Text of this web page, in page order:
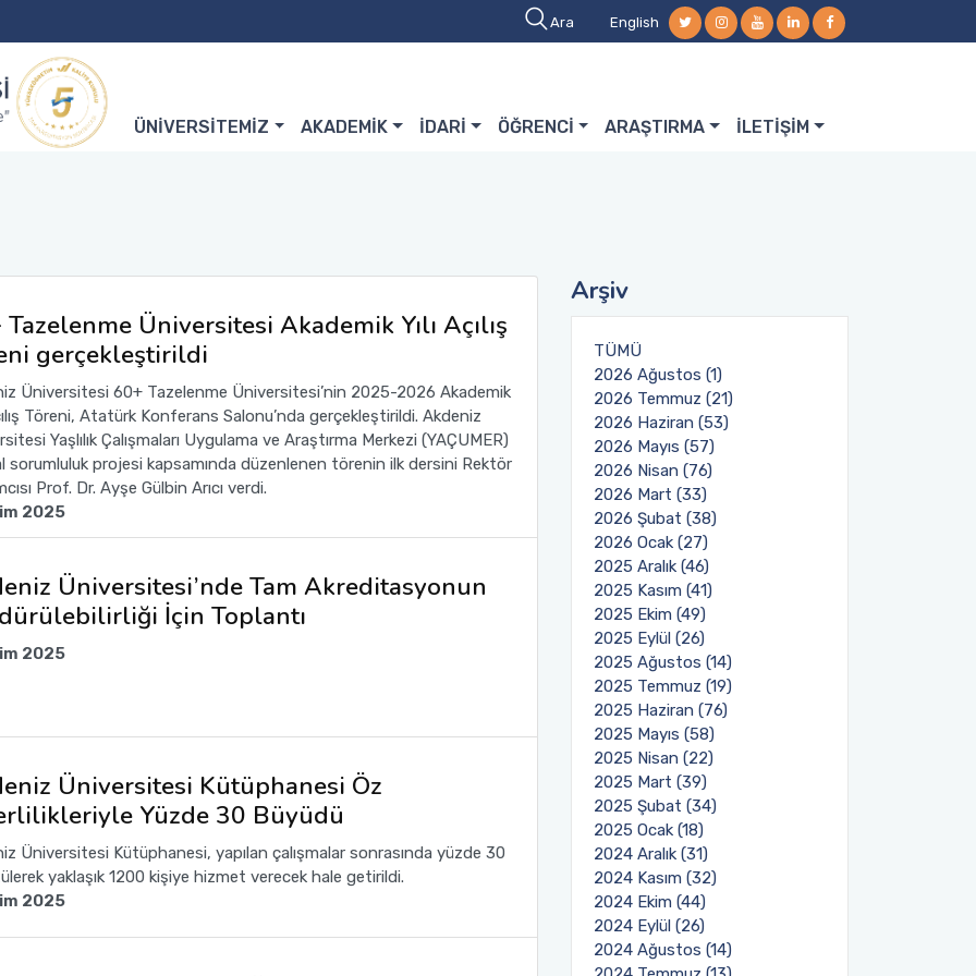
Ara English
ÜNİVERSİTEMİZ AKADEMİK İDARİ ÖĞRENCİ ARAŞTIRMA İLETİŞİM
Üniversitesi Akademik Yılı Açılış
gerçekleştirildi
Üniversitesi 60+ Tazelenme Üniversitesi’nin 2025-2026 Akademik
Töreni, Atatürk Konferans Salonu’nda gerçekleştirildi. Akdeniz
Yaşlılık Çalışmaları Uygulama ve Araştırma Merkezi (YAÇUMER)
sorumluluk projesi kapsamında düzenlenen törenin ilk dersini Rektör
Prof. Dr. Ayşe Gülbin Arıcı verdi.
2025
Üniversitesi’nde Tam Akreditasyonun
İçin Toplantı
2025
Üniversitesi Kütüphanesi Öz
Yüzde 30 Büyüdü
Üniversitesi Kütüphanesi, yapılan çalışmalar sonrasında yüzde 30
yaklaşık 1200 kişiye hizmet verecek hale getirildi.
2025
Arşiv
TÜMÜ
2026 Ağustos (1)
2026 Temmuz (21)
2026 Haziran (53)
2026 Mayıs (57)
2026 Nisan (76)
2026 Mart (33)
2026 Şubat (38)
2026 Ocak (27)
2025 Aralık (46)
2025 Kasım (41)
2025 Ekim (49)
2025 Eylül (26)
2025 Ağustos (14)
2025 Temmuz (19)
2025 Haziran (76)
2025 Mayıs (58)
2025 Nisan (22)
2025 Mart (39)
2025 Şubat (34)
2025 Ocak (18)
2024 Aralık (31)
2024 Kasım (32)
2024 Ekim (44)
2024 Eylül (26)
2024 Ağustos (14)